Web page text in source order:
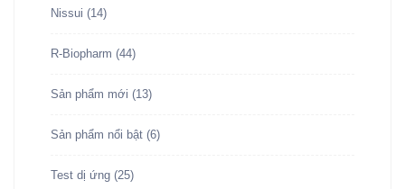
Nissui (14)
R-Biopharm (44)
Sản phẩm mới (13)
Sản phẩm nổi bật (6)
Test dị ứng (25)